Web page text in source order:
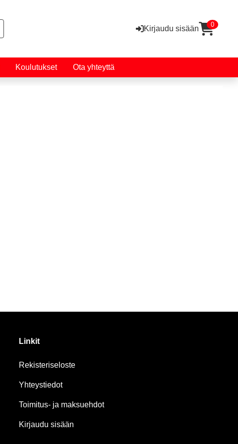
Kirjaudu sisään 0
Koulutukset Ota yhteyttä
Linkit
Rekisteriseloste
Yhteystiedot
Toimitus- ja maksuehdot
Kirjaudu sisään